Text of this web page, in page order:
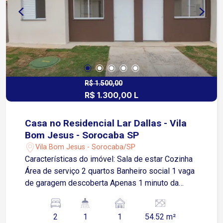
Washington Luiz
R$ 1.500,00
R$ 1.300,00 L
Casa no Residencial Lar Dallas - Vila
Bom Jesus - Sorocaba SP
Vila Bom Jesus - Sorocaba/SP
Características do imóvel: Sala de estar Cozinha
Área de serviço 2 quartos Banheiro social 1 vaga
de garagem descoberta Apenas 1 minuto da
do Ipatinga Cerca de 10 minutos da Avenida
2 1 1 54.52 m²